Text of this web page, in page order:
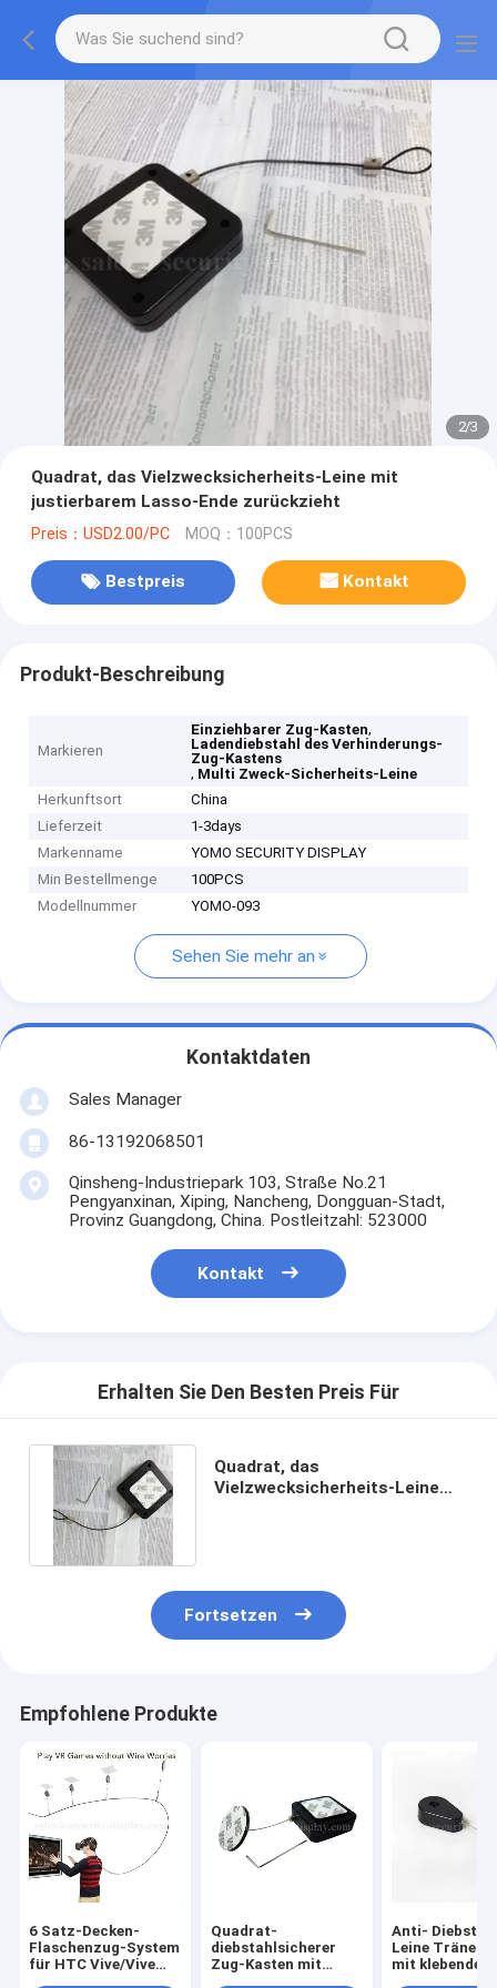
2/3
Quadrat, das Vielzwecksicherheits-Leine mit
justierbarem Lasso-Ende zurückzieht
Preis：USD2.00/PC MOQ：100PCS
Bestpreis Kontakt
Produkt-Beschreibung
Markieren
Einziehbarer Zug-Kasten,
Ladendiebstahl des Verhinderungs-
Zug-Kastens
, Multi Zweck-Sicherheits-Leine
Herkunftsort
China
Lieferzeit
1-3days
Markenname
YOMO SECURITY DISPLAY
Min Bestellmenge
100PCS
Modellnummer
YOMO-093
Sehen Sie mehr an
Kontaktdaten
Sales Manager
86-13192068501
Qinsheng-Industriepark 103, Straße No.21
Pengyanxinan, Xiping, Nancheng, Dongguan-Stadt,
Provinz Guangdong, China. Postleitzahl: 523000
Kontakt
Erhalten Sie Den Besten Preis Für
Quadrat, das
Vielzwecksicherheits-Leine
Fortsetzen
Empfohlene Produkte
6 Satz-Decken-
Flaschenzug-System
für HTC Vive/Vive
Quadrat-
diebstahlsicherer
Zug-Kasten mit
Anti-
Leine Träne
mit klebendem